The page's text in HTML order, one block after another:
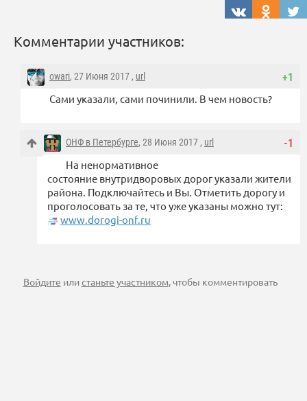
Комментарии участников:
+1
owari, 27 Июня 2017 , url
Сами указали, сами починили. В чем новость?
-1
ОНФ в Петербурге, 28 Июня 2017 , url
На ненормативное
состояние внутридворовых дорог указали жители
района. Подключайтесь и Вы. Отметить дорогу и
проголосовать за те, что уже указаны можно тут:
www.dorogi-onf.ru
Войдите илистаньте участником, чтобы комментировать